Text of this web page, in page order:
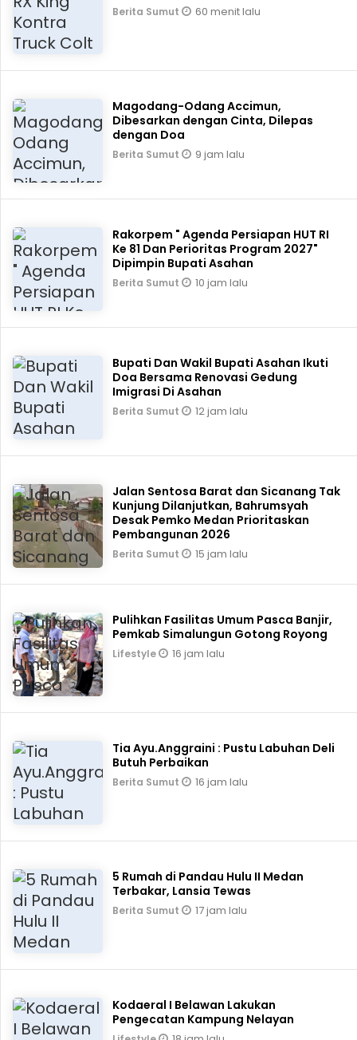
Berita Sumut 60 menit lalu
Magodang-Odang Accimun,
Dibesarkan dengan Cinta, Dilepas
dengan Doa
Berita Sumut 9 jam lalu
Rakorpem " Agenda Persiapan HUT RI
Ke 81 Dan Perioritas Program 2027"
Dipimpin Bupati Asahan
Berita Sumut 10 jam lalu
Bupati Dan Wakil Bupati Asahan Ikuti
Doa Bersama Renovasi Gedung
Imigrasi Di Asahan
Berita Sumut 12 jam lalu
Jalan Sentosa Barat dan Sicanang Tak
Kunjung Dilanjutkan, Bahrumsyah
Desak Pemko Medan Prioritaskan
Pembangunan 2026
Berita Sumut 15 jam lalu
Pulihkan Fasilitas Umum Pasca Banjir,
Pemkab Simalungun Gotong Royong
Lifestyle 16 jam lalu
Tia Ayu.Anggraini : Pustu Labuhan Deli
Butuh Perbaikan
Berita Sumut 16 jam lalu
5 Rumah di Pandau Hulu II Medan
Terbakar, Lansia Tewas
Berita Sumut 17 jam lalu
Kodaeral I Belawan Lakukan
Pengecatan Kampung Nelayan